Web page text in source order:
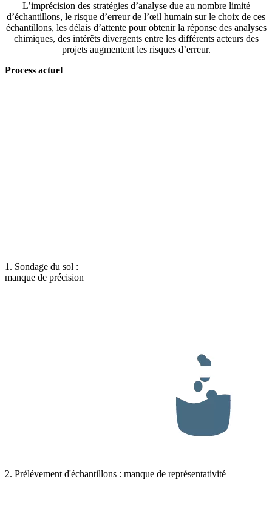
L’imprécision des stratégies d’analyse due au nombre limité
d’échantillons, le risque d’erreur de l’œil humain sur le choix de ces
échantillons, les délais d’attente pour obtenir la réponse des analyses
chimiques, des intérêts divergents entre les différents acteurs des
projets augmentent les risques d’erreur.
Process actuel
1. Sondage du sol :
manque de précision
2. Prélévement d'échantillons : manque de représentativité